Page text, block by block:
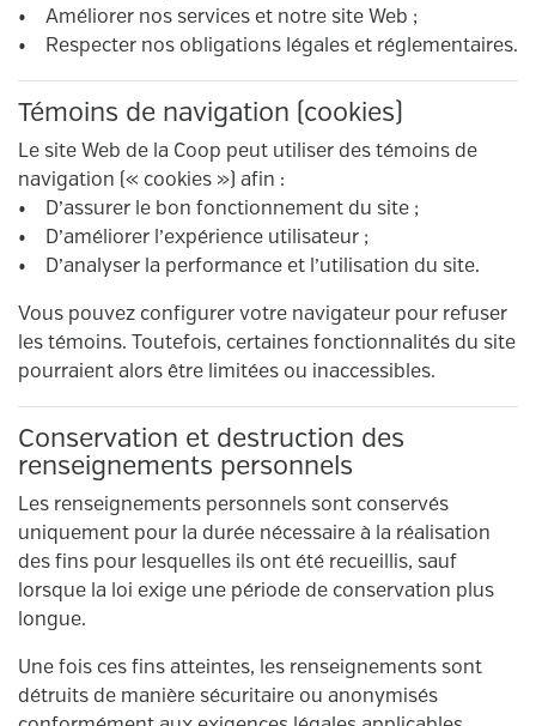
• Améliorer nos services et notre site Web ;
• Respecter nos obligations légales et réglementaires.
Témoins de navigation (cookies)
Le site Web de la Coop peut utiliser des témoins de
navigation (« cookies ») afin :
• D’assurer le bon fonctionnement du site ;
• D’améliorer l’expérience utilisateur ;
• D’analyser la performance et l’utilisation du site.
Vous pouvez configurer votre navigateur pour refuser
les témoins. Toutefois, certaines fonctionnalités du site
pourraient alors être limitées ou inaccessibles.
Conservation et destruction des
renseignements personnels
Les renseignements personnels sont conservés
uniquement pour la durée nécessaire à la réalisation
des fins pour lesquelles ils ont été recueillis, sauf
lorsque la loi exige une période de conservation plus
longue.
Une fois ces fins atteintes, les renseignements sont
détruits de manière sécuritaire ou anonymisés